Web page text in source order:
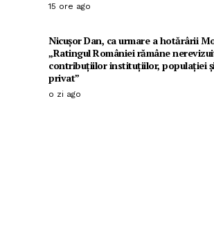
15 ore ago
Nicușor Dan, ca urmare a hotărârii
„Ratingul României rămâne
contribuțiilor instituțiilor, populației
privat”
o zi ago